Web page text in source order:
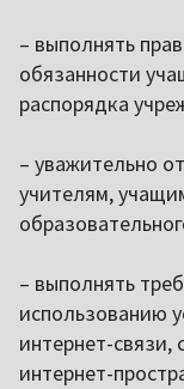
– выполнять
обязанности
распорядка
– уважительно
учителям,
– выполнять
использованию
интернет-
интернет-